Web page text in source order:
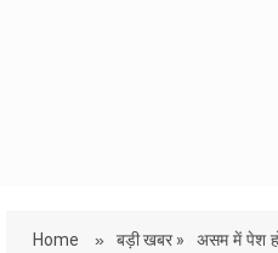
Home » बड़ी खबर » असम में पेश